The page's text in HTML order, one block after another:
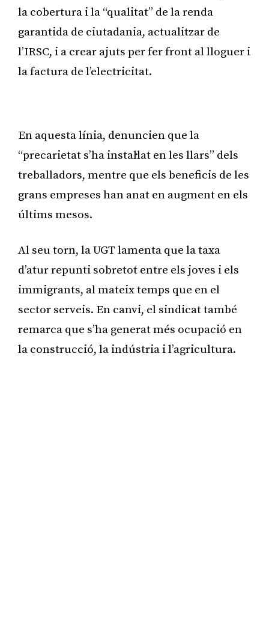
la cobertura i la “qualitat” de la renda
garantida de ciutadania, actualitzar de
l’IRSC, i a crear ajuts per fer front al lloguer i
la factura de l’electricitat.
En aquesta línia, denuncien que la
“precarietat s’ha instal·lat en les llars” dels
treballadors, mentre que els beneficis de les
grans empreses han anat en augment en els
últims mesos.
Al seu torn, la UGT lamenta que la taxa
d’atur repunti sobretot entre els joves i els
immigrants, al mateix temps que en el
sector serveis. En canvi, el sindicat també
remarca que s’ha generat més ocupació en
la construcció, la indústria i l’agricultura.